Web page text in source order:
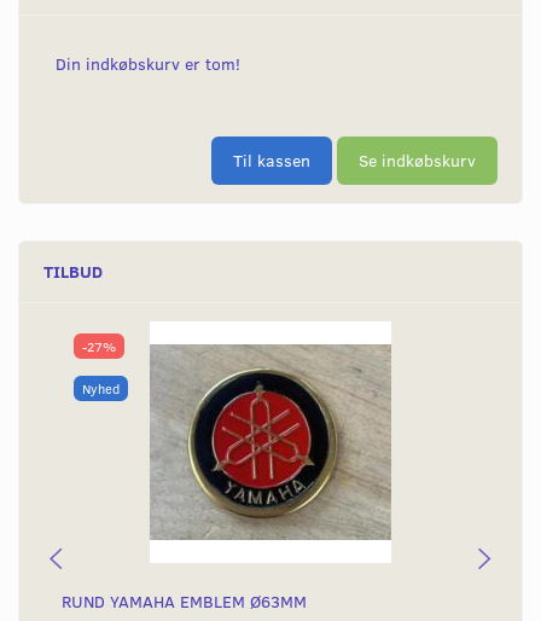
Din indkøbskurv er tom!
Til kassen Se indkøbskurv
TILBUD
-27%
Nyhed
RUND YAMAHA EMBLEM Ø63MM